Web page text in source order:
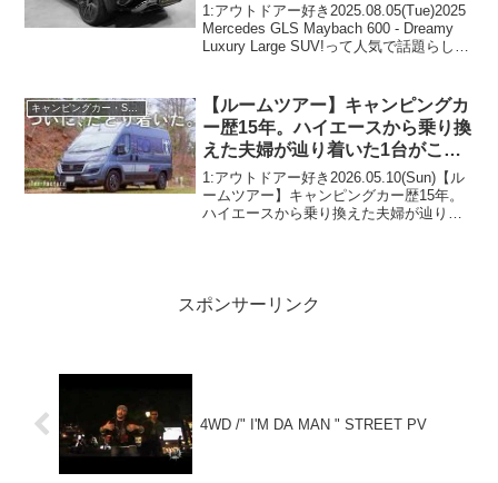
1:アウトドアー好き2025.08.05(Tue)2025
Mercedes GLS Maybach 600 - Dreamy
Luxury Large SUV!って人気で話題らしい
キャンピングカー・SUV人気車種
【ルームツアー】キャンピングカ
ー歴15年。ハイエースから乗り換
えた夫婦が辿り着いた1台がこち
ら。
1:アウトドアー好き2026.05.10(Sun)【ル
ームツアー】キャンピングカー歴15年。
ハイエースから乗り換えた夫婦が辿り着
スポンサーリンク
4WD /" I'M DA MAN " STREET PV